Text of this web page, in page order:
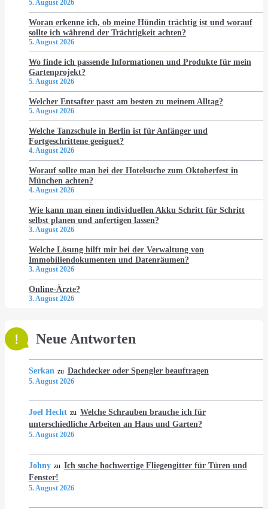
5. August 2026
Woran erkenne ich, ob meine Hündin trächtig ist und worauf
sollte ich während der Trächtigkeit achten?
5. August 2026
Wo finde ich passende Informationen und Produkte für mein
Gartenprojekt?
5. August 2026
Welcher Entsafter passt am besten zu meinem Alltag?
5. August 2026
Welche Tanzschule in Berlin ist für Anfänger und
Fortgeschrittene geeignet?
4. August 2026
Worauf sollte man bei der Hotelsuche zum Oktoberfest in
München achten?
4. August 2026
Wie kann man einen individuellen Akku Schritt für Schritt
selbst planen und anfertigen lassen?
3. August 2026
Welche Lösung hilft mir bei der Verwaltung von
Immobiliendokumenten und Datenräumen?
3. August 2026
Online-Ärzte?
3. August 2026
Neue Antworten
Serkan zu Dachdecker oder Spengler beauftragen
5. August 2026
Joel Hecht zu Welche Schrauben brauche ich für
unterschiedliche Arbeiten an Haus und Garten?
5. August 2026
Johny zu Ich suche hochwertige Fliegengitter für Türen und
Fenster!
5. August 2026